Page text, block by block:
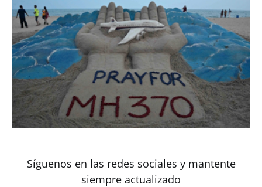
Síguenos en las redes sociales y mantente
siempre actualizado